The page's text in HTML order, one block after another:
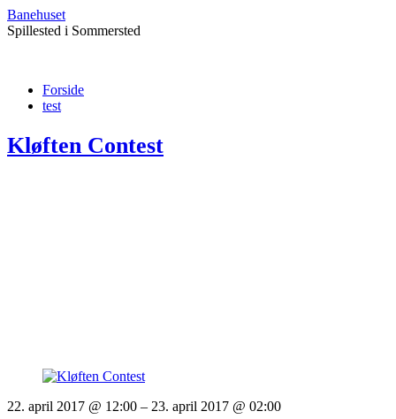
Banehuset
Spillested i Sommersted
Forside
test
Kløften Contest
22. april 2017 @ 12:00 – 23. april 2017 @ 02:00